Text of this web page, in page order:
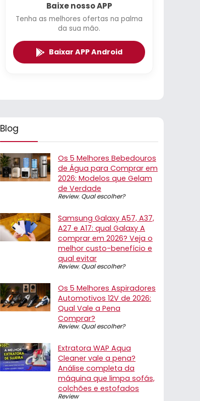
Baixe nosso APP
Tenha as melhores ofertas na palma
da sua mão.
Baixar APP Android
Blog
Os 5 Melhores Bebedouros
de Água para Comprar em
2026: Modelos que Gelam
de Verdade
Review, Qual escolher?
Samsung Galaxy A57, A37,
A27 e A17: qual Galaxy A
comprar em 2026? Veja o
melhor custo-benefício e
qual evitar
Review, Qual escolher?
Os 5 Melhores Aspiradores
Automotivos 12V de 2026:
Qual Vale a Pena
Comprar?
Review, Qual escolher?
Extratora WAP Aqua
Cleaner vale a pena?
Análise completa da
máquina que limpa sofás,
colchões e estofados
Review